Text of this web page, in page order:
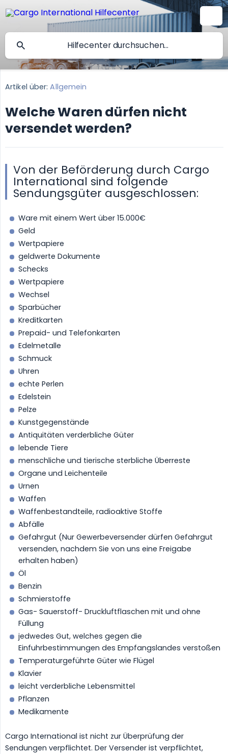
Artikel über: Allgemein
Welche Waren dürfen nicht
versendet werden?
Von der Beförderung durch Cargo
International sind folgende
Sendungsgüter ausgeschlossen:
Ware mit einem Wert über 15.000€
Geld
Wertpapiere
geldwerte Dokumente
Schecks
Wertpapiere
Wechsel
Sparbücher
Kreditkarten
Prepaid- und Telefonkarten
Edelmetalle
Schmuck
Uhren
echte Perlen
Edelstein
Pelze
Kunstgegenstände
Antiquitäten verderbliche Güter
lebende Tiere
menschliche und tierische sterbliche Überreste
Organe und Leichenteile
Urnen
Waffen
Waffenbestandteile, radioaktive Stoffe
Abfälle
Gefahrgut (Nur Gewerbeversender dürfen Gefahrgut
versenden, nachdem Sie von uns eine Freigabe
erhalten haben)
Öl
Benzin
Schmierstoffe
Gas- Sauerstoff- Druckluftflaschen mit und ohne
Füllung
jedwedes Gut, welches gegen die
Einfuhrbestimmungen des Empfangslandes verstoßen
Temperaturgeführte Güter wie Flügel
Klavier
leicht verderbliche Lebensmittel
Pflanzen
Medikamente
Cargo International ist nicht zur Überprüfung der
Sendungen verpflichtet. Der Versender ist verpflichtet,